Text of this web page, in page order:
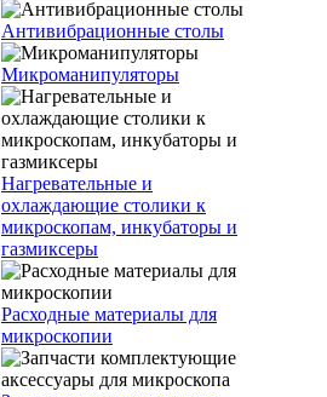
Антивибрационные столы
Микроманипуляторы
Нагревательные и
охлаждающие столики к
микроскопам, инкубаторы и
газмиксеры
Расходные материалы для
микроскопии